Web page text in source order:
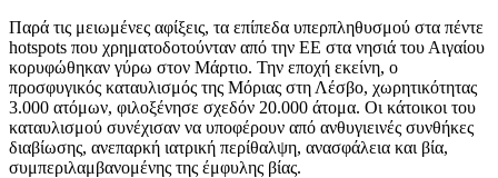
Παρά τις μειωμένες αφίξεις, τα επίπεδα υπερπληθυσμού στα πέντε
hotspots που χρηματοδοτούνταν από την ΕΕ στα νησιά του Αιγαίου
κορυφώθηκαν γύρω στον Μάρτιο. Την εποχή εκείνη, ο
προσφυγικός καταυλισμός της Μόριας στη Λέσβο, χωρητικότητας
3.000 ατόμων, φιλοξένησε σχεδόν 20.000 άτομα. Οι κάτοικοι του
καταυλισμού συνέχισαν να υποφέρουν από ανθυγιεινές συνθήκες
διαβίωσης, ανεπαρκή ιατρική περίθαλψη, ανασφάλεια και βία,
συμπεριλαμβανομένης της έμφυλης βίας.